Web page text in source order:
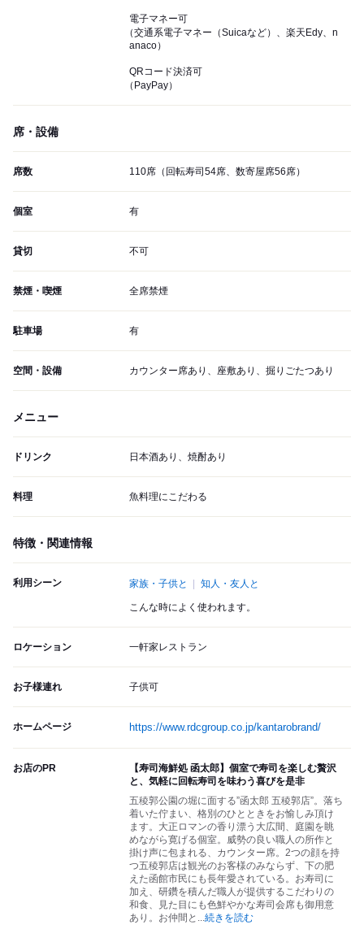
電子マネー可
（交通系電子マネー（Suicaなど）、楽天Edy、n
anaco）
QRコード決済可
（PayPay）
席・設備
席数 110席（回転寿司54席、数寄屋席56席）
個室 有
貸切 不可
禁煙・喫煙 全席禁煙
駐車場 有
空間・設備 カウンター席あり、座敷あり、掘りごたつあり
メニュー
ドリンク 日本酒あり、焼酎あり
料理 魚料理にこだわる
特徴・関連情報
利用シーン 家族・子供と 知人・友人と
こんな時によく使われます。
ロケーション 一軒家レストラン
お子様連れ 子供可
ホームページ https://www.rdcgroup.co.jp/kantarobrand/
お店のPR
【寿司海鮮処 函太郎】個室で寿司を楽しむ贅沢
と、気軽に回転寿司を味わう喜びを是非
五稜郭公園の堀に面する”函太郎 五稜郭店”。落ち
着いた佇まい、格別のひとときをお愉しみ頂け
ます。大正ロマンの香り漂う大広間、庭園を眺
めながら寛げる個室。威勢の良い職人の所作と
掛け声に包まれる、カウンター席。2つの顔を持
つ五稜郭店は観光のお客様のみならず、下の肥
えた函館市民にも長年愛されている。お寿司に
加え、研鑽を積んだ職人が提供するこだわりの
和食、見た目にも色鮮やかな寿司会席も御用意
あり。お仲間と ...続きを読む